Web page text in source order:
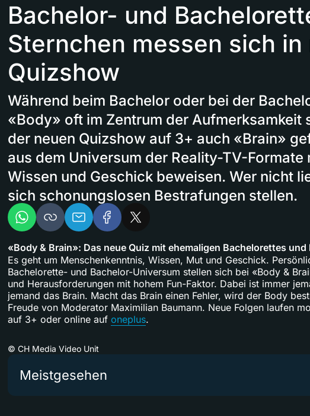
Bachelor- und
Sternchen messen sich in
Quizshow
Während beim Bachelor oder bei der
«Body» oft im Zentrum der Aufmerksamkeit
der neuen Quizshow auf 3+ auch «Brain»
aus dem Universum der Reality-TV-Formate
Wissen und Geschick beweisen. Wer nicht
sich schonungslosen Bestrafungen stellen.
«Body & Brain»: Das neue Quiz mit ehemaligen Bachelorettes und
Es geht um Menschenkenntnis, Wissen, Mut und Geschick.
Bachelorette- und Bachelor-Universum stellen sich bei «Body &
und Herausforderungen mit hohem Fun-Faktor. Dabei ist immer
jemand das Brain. Macht das Brain einen Fehler, wird der Body
Freude von Moderator Maximilian Baumann. Neue Folgen laufen
auf 3+ oder online auf oneplus.
© CH Media Video Unit
Meistgesehen